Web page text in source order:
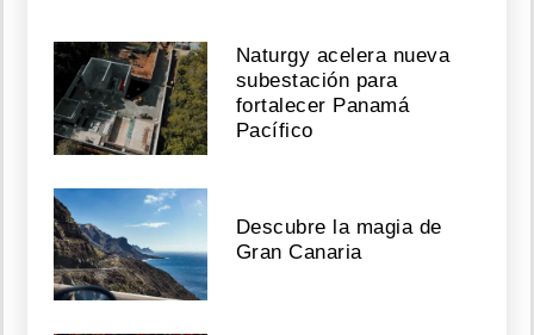
Naturgy acelera nueva
subestación para
fortalecer Panamá
Pacífico
Descubre la magia de
Gran Canaria